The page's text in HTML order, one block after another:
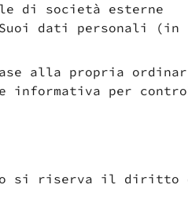
di società esterne
dati personali (in
alla propria
informativa per
si riserva il diritto